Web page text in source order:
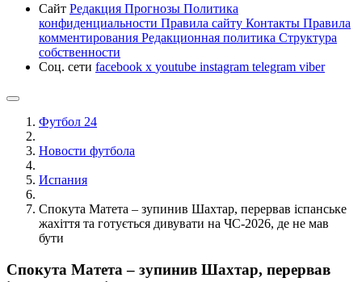
Сайт Редакция Прогнозы Политика
конфиденциальности Правила сайту Контакты Правила
комментирования Редакционная политика Структура
собственности
Соц. сети facebook x youtube instagram telegram viber
Футбол 24
Новости футбола
Испания
Спокута Матета – зупинив Шахтар, перервав іспанське
жахіття та готується дивувати на ЧС-2026, де не мав
бути
Спокута Матета – зупинив Шахтар, перервав